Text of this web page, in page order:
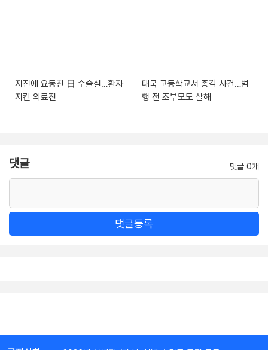
지진에 요동친 日 수술실…환자
지킨 의료진
태국 고등학교서 총격 사건…범
행 전 조부모도 살해
댓글 댓글 0개
댓글등록